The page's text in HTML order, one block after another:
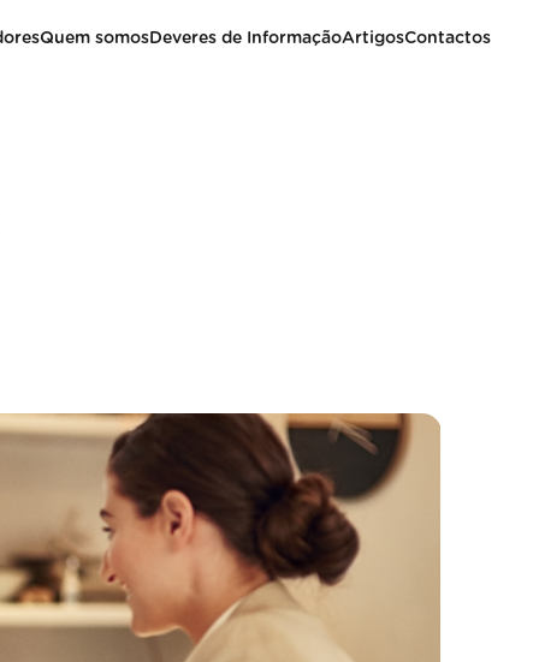
Quem somosDeveres de InformaçãoArtigosContactos